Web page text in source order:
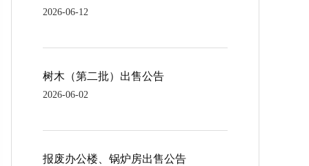
2026-06-12
树木（第二批）出售公告
2026-06-02
报废办公楼、锅炉房出售公告